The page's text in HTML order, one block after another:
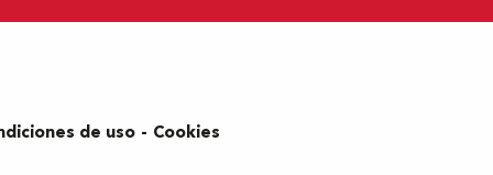
de uso Cookies